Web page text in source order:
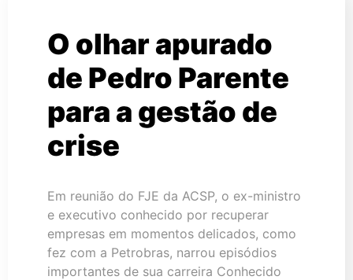
O olhar apurado
de Pedro Parente
para a gestão de
crise
Em reunião do FJE da ACSP, o ex-ministro
e executivo conhecido por recuperar
empresas em momentos delicados, como
fez com a Petrobras, narrou episódios
importantes de sua carreira Conhecido